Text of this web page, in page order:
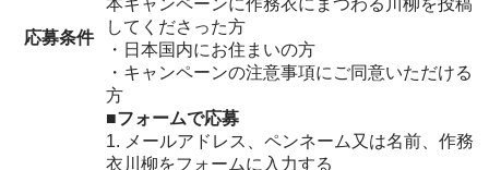
応募条件
本キャンペーンに作務衣にまつわる川柳を投稿
してくださった方
・日本国内にお住まいの方
・キャンペーンの注意事項にご同意いただける
方
■フォームで応募
1. メールアドレス、ペンネーム又は名前、作務
衣川柳をフォームに入力する